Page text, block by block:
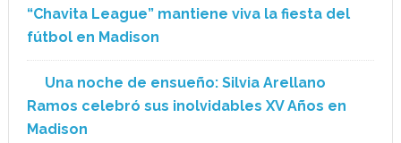
“Chavita League” mantiene viva la fiesta del
fútbol en Madison
Una noche de ensueño: Silvia Arellano
Ramos celebró sus inolvidables XV Años en
Madison